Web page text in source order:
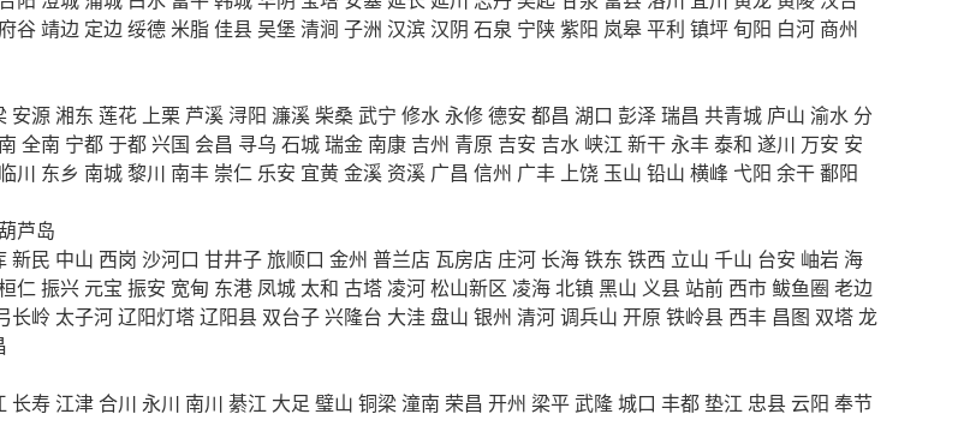
府谷靖边 定边绥德 米脂佳县吴堡 清涧 子洲 汉滨汉阴 石泉 宁陕紫阳 岚皋平利 镇坪旬阳 白河 商州
安源湘东 莲花 上栗 芦溪 浔阳 濂溪柴桑武宁 修水 永修德安 都昌 湖口 彭泽瑞昌 共青城 庐山 渝水 分
全南 宁都于都兴国 会昌 寻乌 石城瑞金 南康 吉州 青原 吉安 吉水 峡江 新干 永丰泰和 遂川 万安 安
临川 东乡 南城黎川 南丰 崇仁 乐安 宜黄金溪 资溪 广昌 信州 广丰 上饶 玉山 铅山 横峰 弋阳 余干鄱阳
葫芦岛
新民 中山 西岗 沙河口 甘井子旅顺口 金州 普兰店 瓦房店 庄河 长海铁东 铁西 立山 千山 台安 岫岩 海
仁振兴 元宝 振安 宽甸 东港 凤城 太和 古塔 凌河松山新区 凌海北镇黑山 义县 站前 西市 鲅鱼圈 老边
长岭 太子河辽阳灯塔辽阳县 双台子兴隆台 大洼 盘山 银州 清河调兵山 开原 铁岭县 西丰 昌图 双塔龙
长寿 江津合川 永川 南川 綦江 大足 璧山 铜梁潼南 荣昌 开州 梁平武隆城口 丰都 垫江 忠县 云阳 奉节